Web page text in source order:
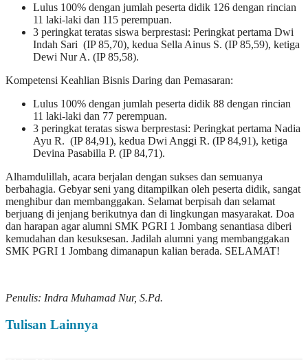
Lulus 100% dengan jumlah peserta didik 126 dengan rincian
11 laki-laki dan 115 perempuan.
3 peringkat teratas siswa berprestasi: Peringkat pertama Dwi
Indah Sari (IP 85,70), kedua Sella Ainus S. (IP 85,59), ketiga
Dewi Nur A. (IP 85,58).
Kompetensi Keahlian Bisnis Daring dan Pemasaran:
Lulus 100% dengan jumlah peserta didik 88 dengan rincian
11 laki-laki dan 77 perempuan.
3 peringkat teratas siswa berprestasi: Peringkat pertama Nadia
Ayu R. (IP 84,91), kedua Dwi Anggi R. (IP 84,91), ketiga
Devina Pasabilla P. (IP 84,71).
Alhamdulillah, acara berjalan dengan sukses dan semuanya
berbahagia. Gebyar seni yang ditampilkan oleh peserta didik, sangat
menghibur dan membanggakan. Selamat berpisah dan selamat
berjuang di jenjang berikutnya dan di lingkungan masyarakat. Doa
dan harapan agar alumni SMK PGRI 1 Jombang senantiasa diberi
kemudahan dan kesuksesan. Jadilah alumni yang membanggakan
SMK PGRI 1 Jombang dimanapun kalian berada. SELAMAT!
Penulis: Indra Muhamad Nur, S.Pd.
Tulisan Lainnya